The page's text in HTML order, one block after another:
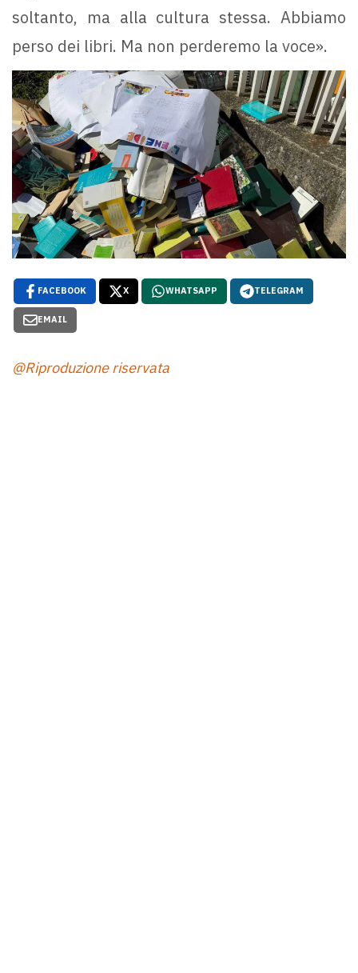
soltanto, ma alla cultura stessa. Abbiamo
perso dei libri. Ma non perderemo la voce».
FACEBOOK X WHATSAPP TELEGRAM
EMAIL
@Riproduzione riservata